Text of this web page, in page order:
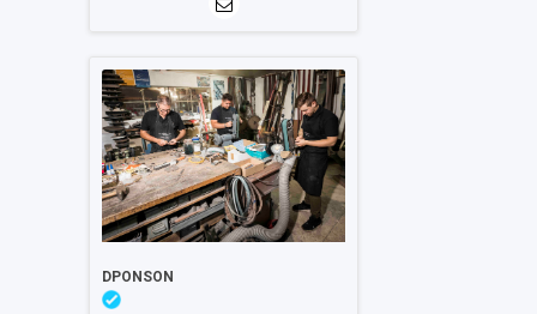
DPONSON